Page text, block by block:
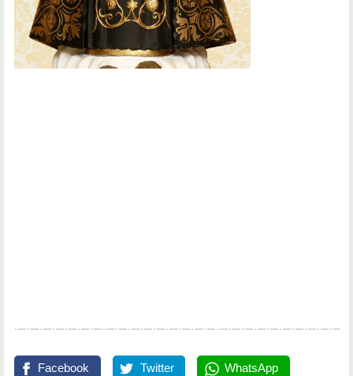
Facebook Twitter WhatsApp